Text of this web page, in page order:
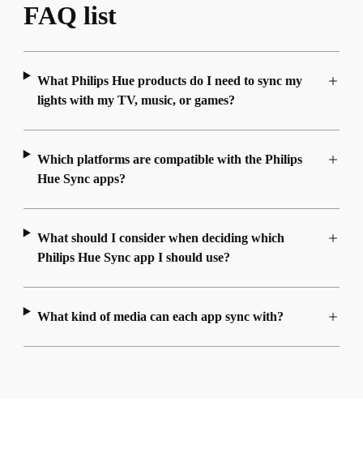
FAQ list
What Philips Hue products do I need to sync my
lights with my TV, music, or games?
Which platforms are compatible with the Philips
Hue Sync apps?
What should I consider when deciding which
Philips Hue Sync app I should use?
What kind of media can each app sync with?